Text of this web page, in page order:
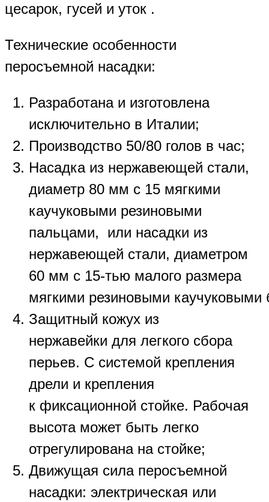
цесарок, гусей и уток .
Технические особенности
перосъемной насадки:
Разработана и изготовлена
исключительно в Италии;
Производство 50/80 голов в час;
Насадка из нержавеющей стали,
диаметр 80 мм с 15 мягкими
каучуковыми резиновыми
пальцами, или насадки из
нержавеющей стали, диаметром
60 мм с 15-тью малого размера
мягкими резиновыми
Защитный кожух из
нержавейки для легкого сбора
перьев. С системой крепления
дрели и крепления
к фиксационной стойке. Рабочая
высота может быть легко
отрегулирована на стойке;
Движущая сила перосъемной
насадки: электрическая или